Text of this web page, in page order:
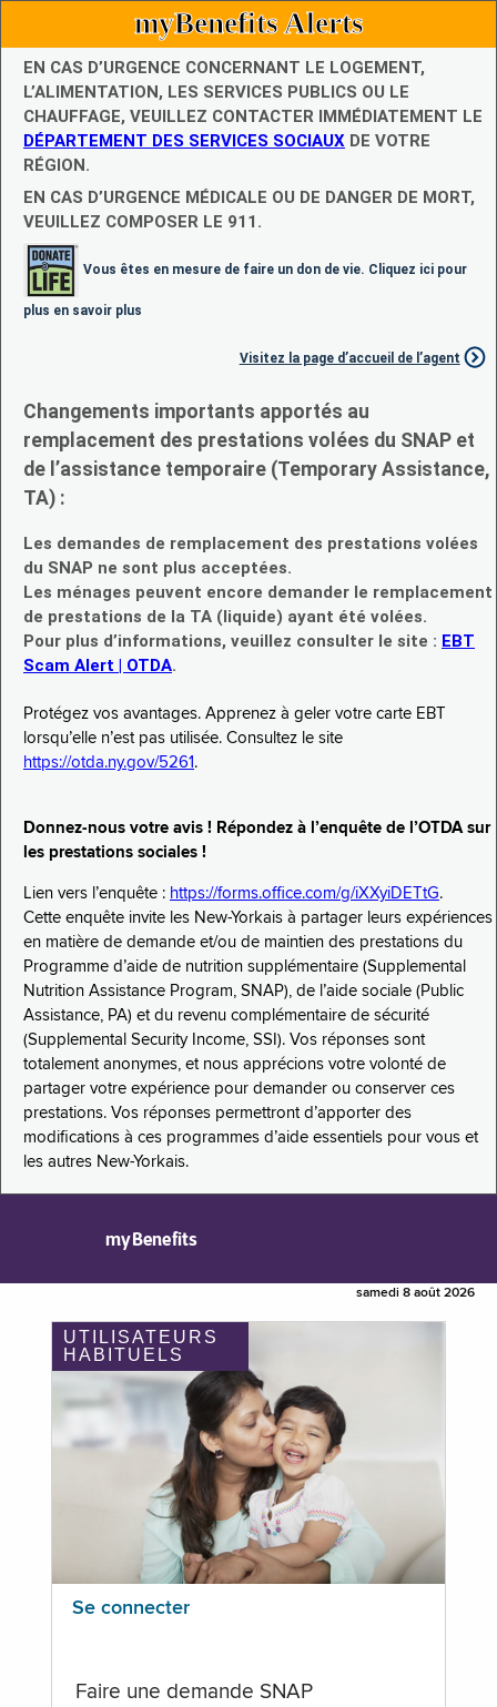
myBenefits Alerts
EN CAS D’URGENCE CONCERNANT LE LOGEMENT,
L’ALIMENTATION, LES SERVICES PUBLICS OU LE
CHAUFFAGE, VEUILLEZ CONTACTER IMMÉDIATEMENT LE
DÉPARTEMENT DES SERVICES SOCIAUX DE VOTRE
RÉGION.
EN CAS D’URGENCE MÉDICALE OU DE DANGER DE MORT,
VEUILLEZ COMPOSER LE 911.
Vous êtes en mesure de faire un don de vie. Cliquez ici pour
plus en savoir plus
Visitez la page d’accueil de l’agent
Changements importants apportés au
remplacement des prestations volées du SNAP et
de l’assistance temporaire (Temporary Assistance,
TA) :
Les demandes de remplacement des prestations volées
du SNAP ne sont plus acceptées.
Les ménages peuvent encore demander le remplacement
de prestations de la TA (liquide) ayant été volées.
Pour plus d’informations, veuillez consulter le site : EBT
Scam Alert | OTDA.
Protégez vos avantages. Apprenez à geler votre carte EBT
lorsqu’elle n’est pas utilisée. Consultez le site
https://otda.ny.gov/5261 .
Donnez-nous votre avis ! Répondez à l’enquête de l’OTDA sur
les prestations sociales !
Lien vers l’enquête : https://forms.office.com/g/iXXyiDETtG.
Cette enquête invite les New-Yorkais à partager leurs expériences
en matière de demande et/ou de maintien des prestations du
Programme d’aide de nutrition supplémentaire (Supplemental
Nutrition Assistance Program, SNAP), de l’aide sociale (Public
Assistance, PA) et du revenu complémentaire de sécurité
(Supplemental Security Income, SSI). Vos réponses sont
totalement anonymes, et nous apprécions votre volonté de
partager votre expérience pour demander ou conserver ces
prestations. Vos réponses permettront d’apporter des
modifications à ces programmes d’aide essentiels pour vous et
les autres New-Yorkais.
myBenefits
samedi 8 août 2026
UTILISATEURS
HABITUELS
Se connecter
Faire une demande SNAP